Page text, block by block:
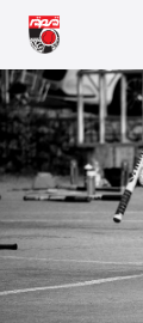
Siirry
sivun
sisältöön
Räpsä ry